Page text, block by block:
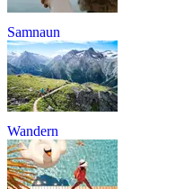
Samnaun
Wandern